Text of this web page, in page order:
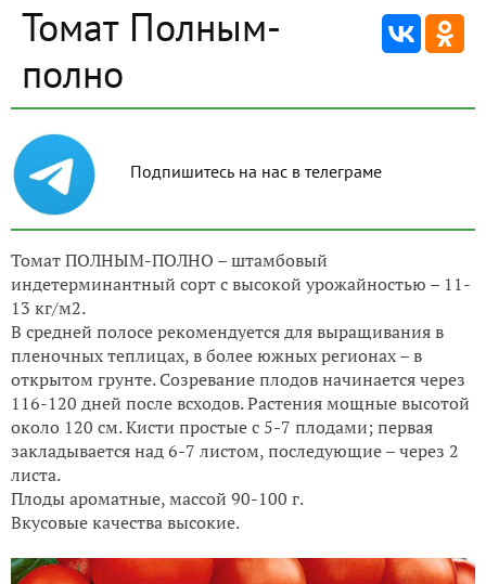
Томат Полным-
полно
Подпишитесь на нас в телеграме
Томат ПОЛНЫМ-ПОЛНО – штамбовый
индетерминантный сорт с высокой урожайностью – 11-
13 кг/м2.
В средней полосе рекомендуется для выращивания в
пленочных теплицах, в более южных регионах – в
открытом грунте. Созревание плодов начинается через
116-120 дней после всходов. Растения мощные высотой
около 120 см. Кисти простые с 5-7 плодами; первая
закладывается над 6-7 листом, последующие – через 2
листа.
Плоды ароматные, массой 90-100 г.
Вкусовые качества высокие.